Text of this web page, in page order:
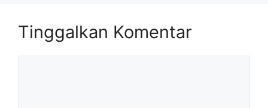
Tinggalkan Komentar